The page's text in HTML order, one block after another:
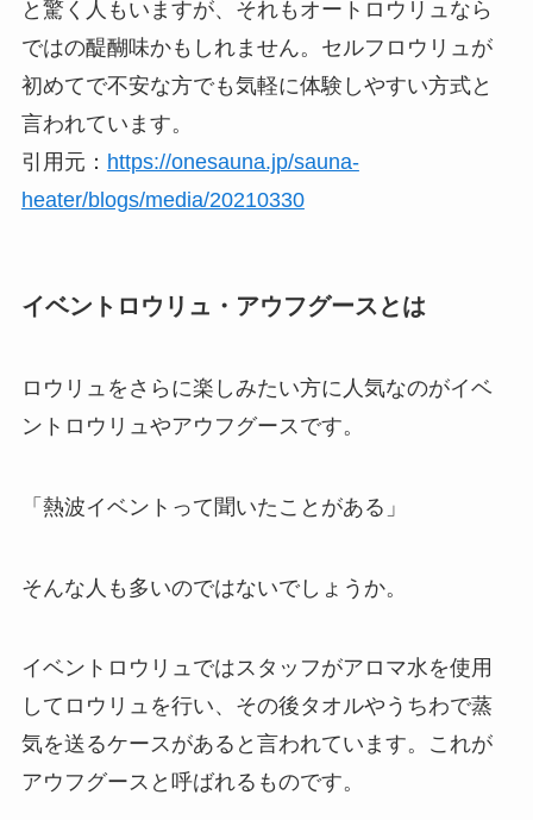
と驚く人もいますが、それもオートロウリュなら
ではの醍醐味かもしれません。セルフロウリュが
初めてで不安な方でも気軽に体験しやすい方式と
言われています。
引用元： https://onesauna.jp/sauna-
heater/blogs/media/20210330
イベントロウリュ・アウフグースとは
ロウリュをさらに楽しみたい方に人気なのがイベ
ントロウリュやアウフグースです。
「熱波イベントって聞いたことがある」
そんな人も多いのではないでしょうか。
イベントロウリュではスタッフがアロマ水を使用
してロウリュを行い、その後タオルやうちわで蒸
気を送るケースがあると言われています。これが
アウフグースと呼ばれるものです。